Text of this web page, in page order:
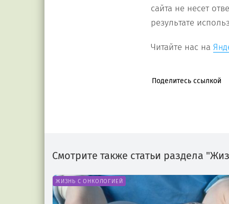
сайта не несет
результате
Читайте нас на
Поделитесь ссылкой
Смотрите также статьи раздела
ЖИЗНЬ С ОНКОЛОГИЕЙ